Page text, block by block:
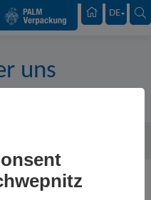
Palm Verpackung DE
uns